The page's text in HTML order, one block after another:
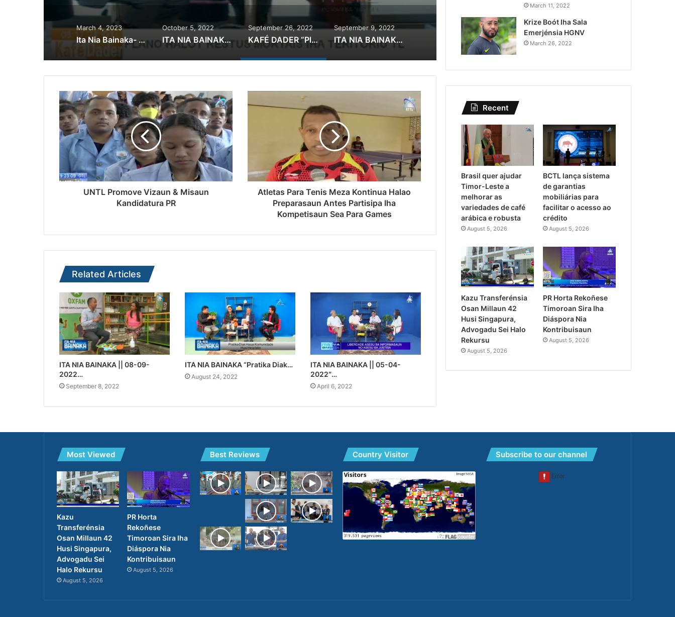
March 4, 2023
Ita Nia Bainaka- Garante Asesibilidade Hodi Asegura Partisipasaun Ema Ho Difisiensia Iha Eleisaun
October 5, 2022
ITA NIA BAINAKA “Loron Mundial Redusaun Risku Desastre” || 05-10-2022
September 26, 2022
KAFÉ DADER “Planu Halot Restus Mortais Iha Teritoriu TL” || 26-09-2022
September 9, 2022
ITA NIA BAINAKA “Prevensaun Violensia Baseia Ba Jeneru Iha TL” || 09-09-2022
UNTL Promove Vizaun & Misaun
Kandidatura PR
Atletas Para Tenis Meza Kontinua Halao
Preparasaun Antes Partisipa Iha
Kompetisaun Sea Para Games
Related Articles
ITA NIA BAINAKA || 08-09-
2022…
September 8, 2022
ITA NIA BAINAKA “Pratika Diak…
August 24, 2022
ITA NIA BAINAKA || 05-04-
2022″…
April 6, 2022
March 11, 2022
Krize Boót Iha Sala
Emerjénsia HGNV
March 26, 2022
Recent
Brasil quer ajudar
Timor-Leste a
melhorar as
variedades de café
arábica e robusta
August 5, 2026
BCTL lança sistema
de garantias
mobiliárias para
facilitar o acesso ao
crédito
August 5, 2026
Kazu Transferénsia
Osan Millaun 42
Husi Singapura,
Advogadu Sei Halo
Rekursu
August 5, 2026
PR Horta Rekoñese
Timoroan Sira Iha
Diáspora Nia
Kontribuisaun
August 5, 2026
Most Viewed
Kazu
Transferénsia
Osan Millaun 42
Husi Singapura,
Advogadu Sei
Halo Rekursu
August 5, 2026
PR Horta
Rekoñese
Timoroan Sira Iha
Diáspora Nia
Kontribuisaun
August 5, 2026
Best Reviews Country Visitor Subscribe to our channel